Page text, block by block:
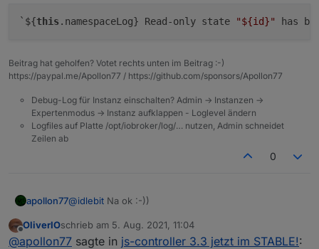
`${this .namespaceLog} Read-only state "${id}" has
Beitrag hat geholfen? Votet rechts unten im Beitrag :-)
https://paypal.me/Apollon77 / https://github.com/sponsors/Apollon77
Debug-Log für Instanz einschalten? Admin -> Instanzen ->
Expertenmodus -> Instanz aufklappen - Loglevel ändern
Logfiles auf Platte /opt/iobroker/log/… nutzen, Admin schneidet
Zeilen ab
0
apollon77@idlebit Na ok :-))
Laut Quellcode ist die einzige Stelle für den Teil so:
Offline
OliverIOschrieb am 5. Aug. 2021, 11:04
zuletzt editiert von
@apollon77 sagte in js-controller 3.3 jetzt im STABLE!: